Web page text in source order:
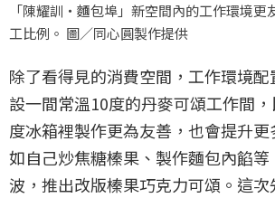
「陳耀訓・麵包埠」新空間內的工作環境
工比例。 圖／同心圓製作提供
除了看得見的消費空間，工作環境
設一間常溫10度的丹麥可頌工作間
度冰箱裡製作更為友善，也會提升
如自己炒焦糖榛果、製作麵包內餡
波，推出改版榛果巧克力可頌。這次